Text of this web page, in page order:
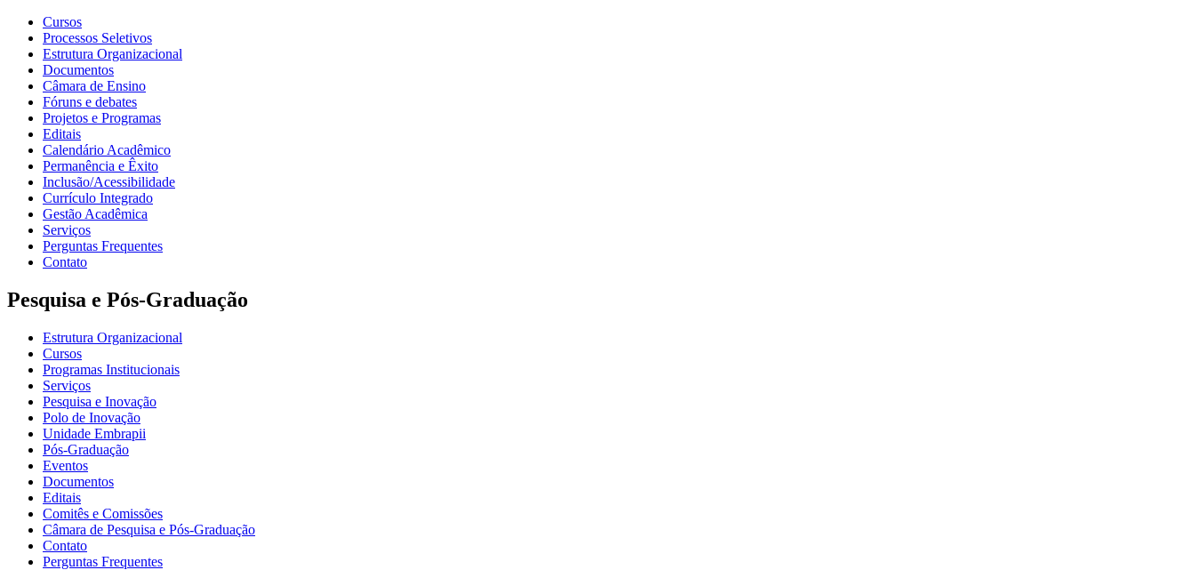
Cursos
Processos Seletivos
Estrutura Organizacional
Documentos
Câmara de Ensino
Fóruns e debates
Projetos e Programas
Editais
Calendário Acadêmico
Permanência e Êxito
Inclusão/Acessibilidade
Currículo Integrado
Gestão Acadêmica
Serviços
Perguntas Frequentes
Contato
Pesquisa e Pós-Graduação
Estrutura Organizacional
Cursos
Programas Institucionais
Serviços
Pesquisa e Inovação
Polo de Inovação
Unidade Embrapii
Pós-Graduação
Eventos
Documentos
Editais
Comitês e Comissões
Câmara de Pesquisa e Pós-Graduação
Contato
Perguntas Frequentes